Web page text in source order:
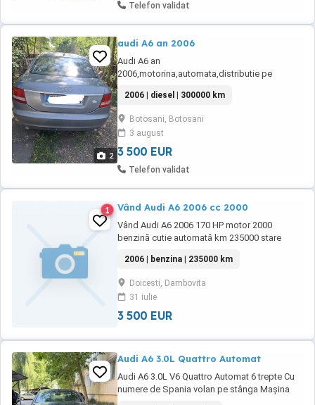
Telefon validat
2
audi A6 an 2006
Audi A6 an
2006,motorina,automata,distributie pe
rugina,neinregistrata inca in Romania
2006 | diesel | 300000 km
Botosani, Botosani
3 august
3 500 EUR
Telefon validat
1 Vând Audi A6 2006 cc 2000
Vând Audi A6 2006 170 HP motor 2000
benzină cutie automată km 235000 stare
viteze 7 trepte în față plus marșarier merită
văzută și testată
2006 | benzina | 235000 km
Doicesti, Dambovita
31 iulie
3 500 EUR
Audi A6 3.0L Quattro Automat
Audi A6 3.0L V6 Quattro Automat 6 trepte Cu
numere de Spania volan pe stânga Mașina